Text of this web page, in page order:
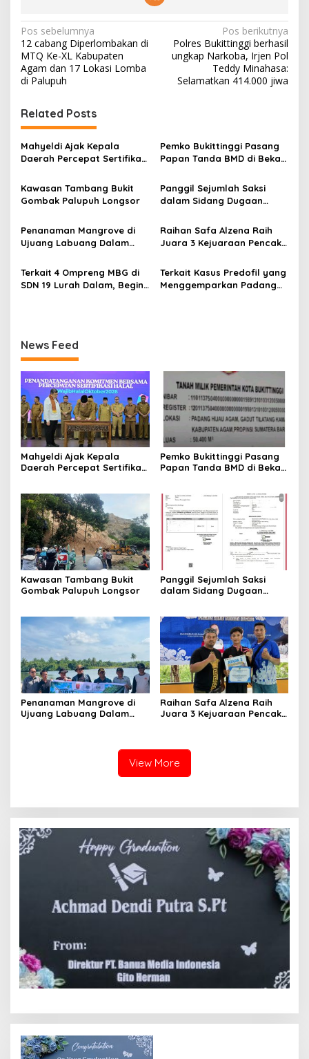
N
a
v
i
g
a
s
i
p
o
s
Pos sebelumnya
12 cabang Diperlombakan di
MTQ Ke-XL Kabupaten
Agam dan 17 Lokasi Lomba
di Palupuh
Pos berikutnya
Polres Bukittinggi berhasil
ungkap Narkoba, Irjen Pol
Teddy Minahasa:
Selamatkan 414.000 jiwa
Related Posts
Mahyeldi Ajak Kepala
Daerah Percepat Sertifikasi
Pusat Ekosistem Halal
Nasional
Pemko Bukittinggi Pasang
Papan Tanda BMD di Bekas
Kawasan Tambang Bukit
Gombak Palupuh Longsor
Panggil Sejumlah Saksi
dalam Sidang Dugaan
Terdakwa Haji DS
Penanaman Mangrove di
Ujuang Labuang Dalam
Sedunia
Raihan Safa Alzena Raih
Juara 3 Kejuaraan Pencak
Sumatera Barat
Terkait 4 Ompreng MBG di
SDN 19 Lurah Dalam, Begini
Terkait Kasus Predofil yang
Menggemparkan Padang
News Feed
Mahyeldi Ajak Kepala
Daerah Percepat Sertifikasi
Nasional
Pemko Bukittinggi Pasang
Papan Tanda BMD di Bekas
Kawasan Tambang Bukit
Gombak Palupuh Longsor
Panggil Sejumlah Saksi
dalam Sidang Dugaan
Penanaman Mangrove di
Ujuang Labuang Dalam
Raihan Safa Alzena Raih
Juara 3 Kejuaraan Pencak
View More